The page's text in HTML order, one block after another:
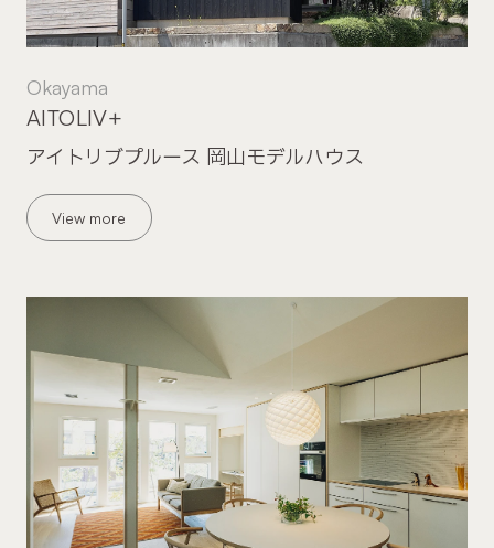
Okayama
アイトリブプルース 岡山モデルハウス
AITOLIV+
View more